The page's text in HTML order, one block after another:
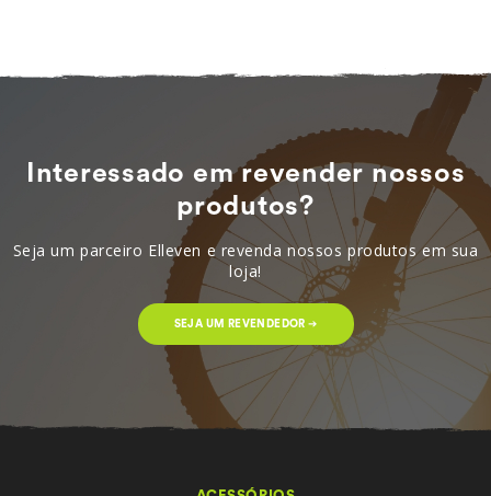
Interessado em revender nossos
produtos?
Seja um parceiro Elleven e revenda nossos produtos em sua
loja!
SEJA UM REVENDEDOR ➔